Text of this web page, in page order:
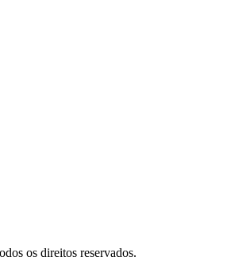
os direitos reservados.